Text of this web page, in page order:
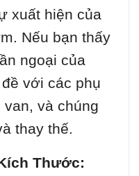
xuất hiện của
Nếu bạn thấy
ngoại của
với các phụ
và chúng
thay thế.
Thước: